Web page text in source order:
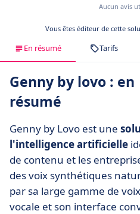
Aucun avis
Vous êtes éditeur de cette
En résumé Tarifs
Genny by lovo : en
résumé
Genny by Lovo est une
l'intelligence artificielle
de contenu et les
des voix synthétiques
par sa large gamme de
vocale et son interface